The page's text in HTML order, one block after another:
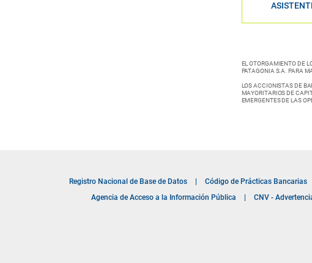
EL OTORGAMIENTO DE
PATAGONIA S.A. PARA
LOS ACCIONISTAS DE
MAYORITARIOS DE
EMERGENTES DE LAS
Registro Nacional de Base de Datos Código de Prácticas Bancarias
Agencia de Acceso a la Información Pública
CNV -